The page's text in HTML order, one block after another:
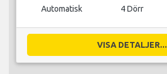
Automatisk 4 Dörr
VISA DETALJER...